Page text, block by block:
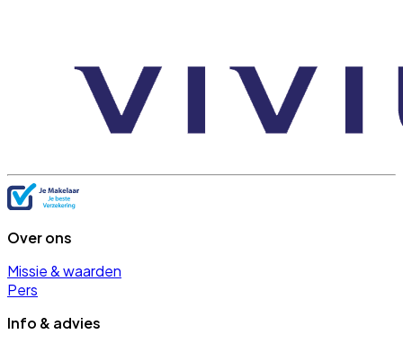
Over ons
Missie & waarden
Pers
Info & advies